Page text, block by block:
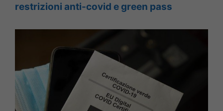
restrizioni anti-covid e green pass